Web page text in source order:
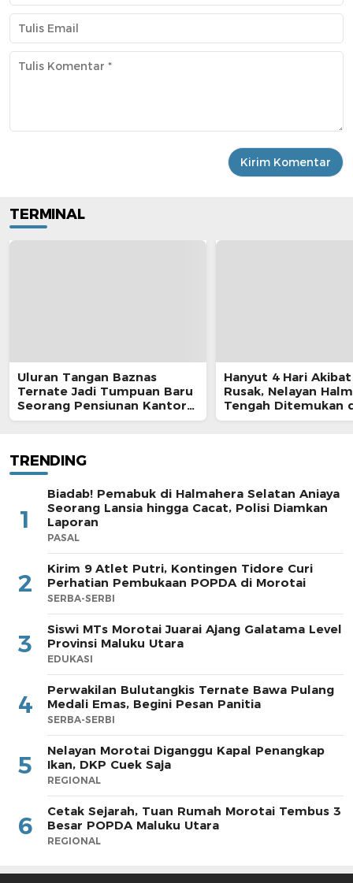
TERMINAL
Uluran Tangan Baznas
Ternate Jadi Tumpuan Baru
Seorang Pensiunan Kantor
Pos
Hanyut 4 Hari
Rusak, Nelayan
Tengah Ditemukan
Morotai
TRENDING
1
Biadab! Pemabuk di Halmahera Selatan Aniaya
Seorang Lansia hingga Cacat, Polisi Diamkan
Laporan
PASAL
2
Kirim 9 Atlet Putri, Kontingen Tidore Curi
Perhatian Pembukaan POPDA di Morotai
SERBA-SERBI
3
Siswi MTs Morotai Juarai Ajang Galatama Level
Provinsi Maluku Utara
EDUKASI
4
Perwakilan Bulutangkis Ternate Bawa Pulang
Medali Emas, Begini Pesan Panitia
SERBA-SERBI
5
Nelayan Morotai Diganggu Kapal Penangkap
Ikan, DKP Cuek Saja
REGIONAL
6
Cetak Sejarah, Tuan Rumah Morotai Tembus 3
Besar POPDA Maluku Utara
REGIONAL